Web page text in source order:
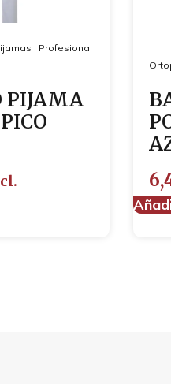
| Profesional
PIJAMA